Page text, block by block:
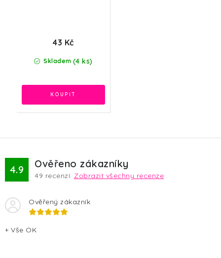
Skladem (4 ks)
43 Kč
4.9 Ověřeno zákazníky
49 recenzí. Zobrazit všechny recenze
Ověřený zákazník
+ Vše OK